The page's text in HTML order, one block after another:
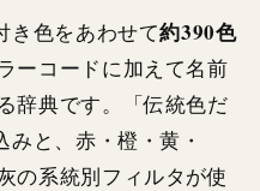
き色をあわせて約390色
ーコードに加えて名前
辞典です。「伝統色だ
みと、赤・橙・黄・
の系統別フィルタが使